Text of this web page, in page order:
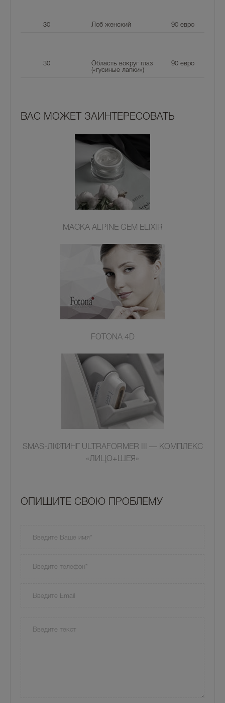
30 Лоб женский 90евро
30
Область вокруг глаз
(«гусиные лапки»)
90евро
ВАС МОЖЕТ ЗАИНТЕРЕСОВАТЬ
МАСКА ALPINE GEM ELIXIR
FOTONA 4D
SMAS-ЛІФТИНГ ULTRAFORMER III — КОМПЛЕКС
«ЛИЦО+ШЕЯ»
OПИШИТЕ СВОЮ ПРОБЛЕМУ